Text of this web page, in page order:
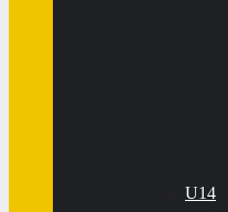
U14